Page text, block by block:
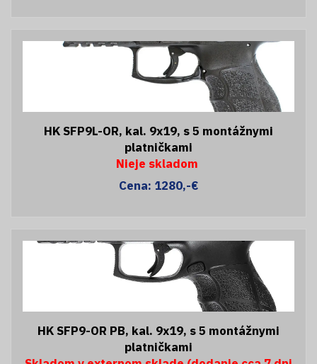
HK SFP9L-OR, kal. 9x19, s 5 montážnymi
platničkami
Nieje skladom
Cena: 1280,-€
HK SFP9-OR PB, kal. 9x19, s 5 montážnymi
platničkami